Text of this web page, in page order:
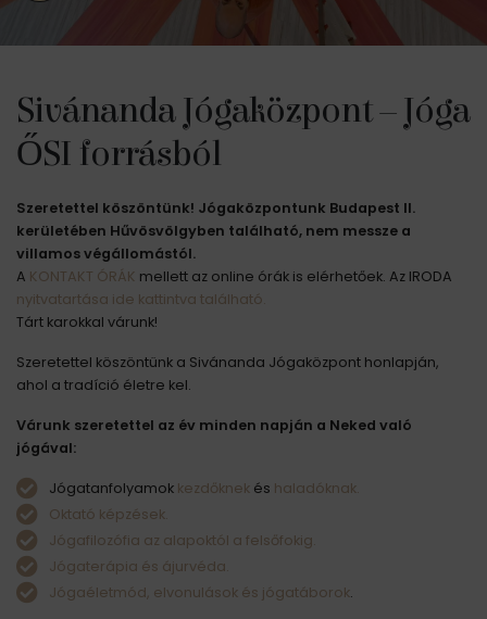
Sivánanda Jógaközpont – Jóga
ŐSI forrásból
Szeretettel köszöntünk! Jógaközpontunk Budapest II.
kerületében Hűvösvölgyben található, nem messze a
villamos végállomástól.
A KONTAKT ÓRÁK mellett az online órák is elérhetőek. Az IRODA
nyitvatartása ide kattintva található.
Tárt karokkal várunk!
Szeretettel köszöntünk a Sivánanda Jógaközpont honlapján,
ahol a tradíció életre kel.
Várunk szeretettel az év minden napján a Neked való
jógával:
Jógatanfolyamok kezdőknek és haladóknak.
Oktató képzések.
Jógafilozófia az alapoktól a felsőfokig.
Jógaterápia és ájurvéda.
Jógaéletmód, elvonulások és jógatáborok.